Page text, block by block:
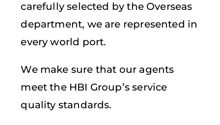
carefully selected by the Overseas
department, we are represented in
every world port.
We make sure that our agents
meet the HBI Group’s service
quality standards.